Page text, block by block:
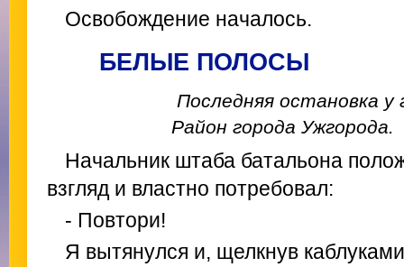
Освобождение началось.
БЕЛЫЕ ПОЛОСЫ
Последняя остановка у
Район города Ужгорода.
Начальник штаба батальона
взгляд и властно потребовал:
- Повтори!
Я вытянулся и, щелкнув